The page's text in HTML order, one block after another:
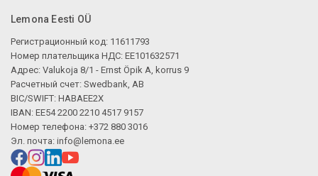
Lemona Eesti OÜ
Регистрационный код: 11611793
Номер плательщика НДС: EE101632571
Адрес: Valukoja 8/1 - Ernst Öpik A, korrus 9
Расчетный счет: Swedbank, AB
BIC/SWIFT: HABAEE2X
IBAN: EE54 2200 2210 4517 9157
Номер телефона: +372 880 3016
Эл. почта: info@lemona.ee